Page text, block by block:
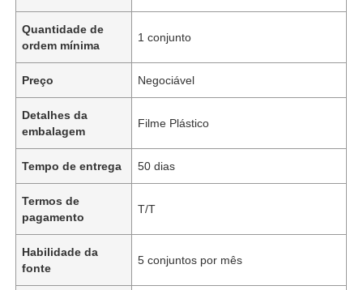
Quantidade de
ordem mínima
1 conjunto
Preço Negociável
Detalhes da
embalagem
Filme Plástico
Tempo de entrega 50 dias
Termos de
pagamento
T/T
Habilidade da
fonte
5 conjuntos por mês